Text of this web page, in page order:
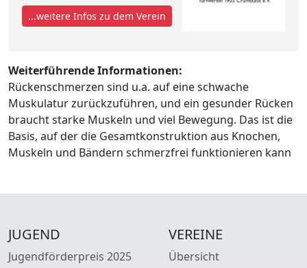
...weitere Infos zu dem Verein
Weiterführende Informationen:
Rückenschmerzen sind u.a. auf eine schwache
Muskulatur zurückzuführen, und ein gesunder Rücken
braucht starke Muskeln und viel Bewegung. Das ist die
Basis, auf der die Gesamtkonstruktion aus Knochen,
Muskeln und Bändern schmerzfrei funktionieren kann
JUGEND
Jugendförderpreis 2025
VEREINE
Übersicht